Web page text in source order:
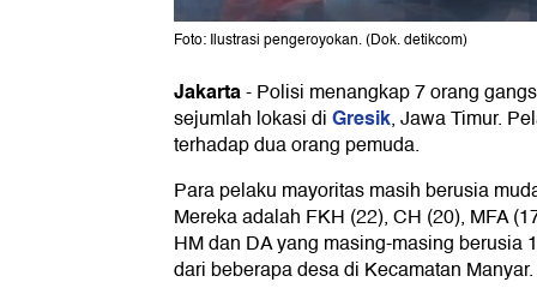
Foto: Ilustrasi pengeroyokan. (Dok. detikcom)
Jakarta-Polisi menangkap 7 orang
sejumlah lokasi diGresik, Jawa Timur.
terhadap dua orang pemuda.
Para pelaku mayoritas masih berusia
Mereka adalah FKH (22), CH (20), MFA
HM dan DA yang masing-masing berusia
dari beberapa desa di Kecamatan Manyar.